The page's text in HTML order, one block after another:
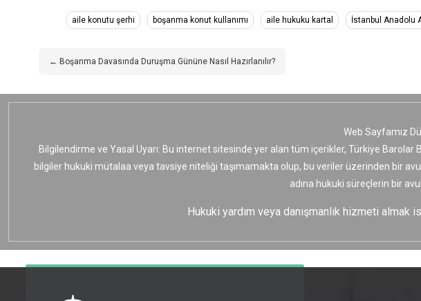
aile konutu şerhi boşanma konut kullanımı aile hukuku kartal İstanbul Anadolu
← Boşanma Davasında Duruşma Gününe Nasıl Hazırlanılır?
Web Sayfamız
Bilgilendirme ve Yasal Uyarı: Bu internet sitesinde yer alan tüm içerikler, Türkiye Barolar
bilgiler hukuki mütalaa veya tavsiye niteliği taşımamakta olup, bu veriler üzerinden bir
adına hukuki süreçlerin bir
Hukuki yardım veya danışmanlık hizmeti